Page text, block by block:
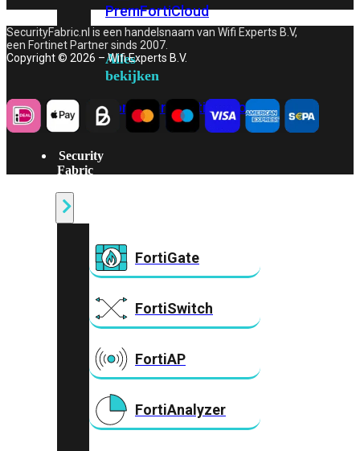
PremFortiCloud
Alles
bekijken
FortiClientFortiEndpoint
Security
Fabric
FortiGate
FortiSwitch
FortiAP
FortiAnalyzer
SecurityFabric.nl is een handelsnaam van Wifi Experts B.V,
een Fortinet Partner sinds 2007.
Copyright © 2026 – Wifi Experts B.V.